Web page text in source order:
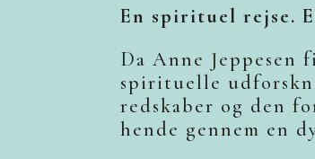
En spirituel rejse.
Da Anne
spirituelle
redskaber og den
hende gennem en